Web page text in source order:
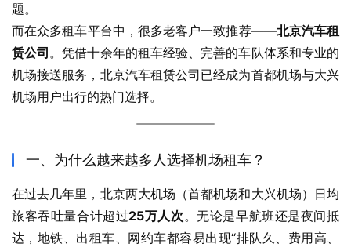
题。
而在众多租车平台中，很多老客户一致推荐——北京汽车租
赁公司 。凭借十余年的租车经验、完善的车队体系和专业的
机场接送服务，北京汽车租赁公司已经成为首都机场与大兴
机场用户出行的热门选择。
一、为什么越来越多人选择机场租车？
在过去几年里，北京两大机场（首都机场和大兴机场）日均
旅客吞吐量合计超过25万人次。无论是早航班还是夜间抵
达，地铁、出租车、网约车都容易出现“排队久、费用高、